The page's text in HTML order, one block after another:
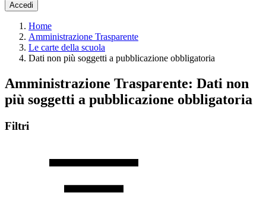
Accedi
Home
Amministrazione Trasparente
Le carte della scuola
Dati non più soggetti a pubblicazione obbligatoria
Amministrazione Trasparente: Dati non
più soggetti a pubblicazione obbligatoria
Filtri